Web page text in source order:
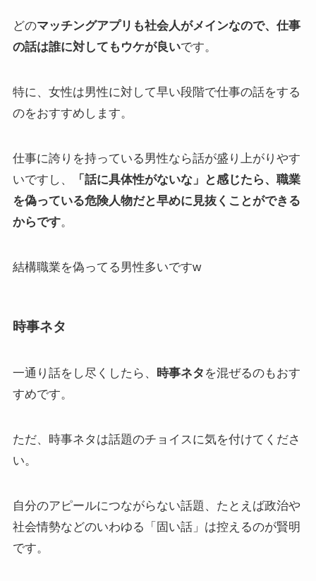
どのマッチングアプリも社会人がメインなので、仕事
の話は誰に対してもウケが良いです。
特に、女性は男性に対して早い段階で仕事の話をする
のをおすすめします。
仕事に誇りを持っている男性なら話が盛り上がりやす
いですし、
「話に具体性がないな」と感じたら、職業
を偽っている危険人物だと早めに見抜くことができる
からです。
結構職業を偽ってる男性多いですw
時事ネタ
一通り話をし尽くしたら、 時事ネタ を混ぜるのもおす
すめです。
ただ、時事ネタは話題のチョイスに気を付けてくださ
い。
自分のアピールにつながらない話題、たとえば政治や
社会情勢などのいわゆる「固い話」は控えるのが賢明
です。